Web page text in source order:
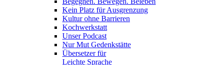
Kein Platz für Ausgrenzung
Kultur ohne Barrieren
Kochwerkstatt
Unser Podcast
Nur Mut Gedenkstätte
Übersetzer für
Leichte Sprache